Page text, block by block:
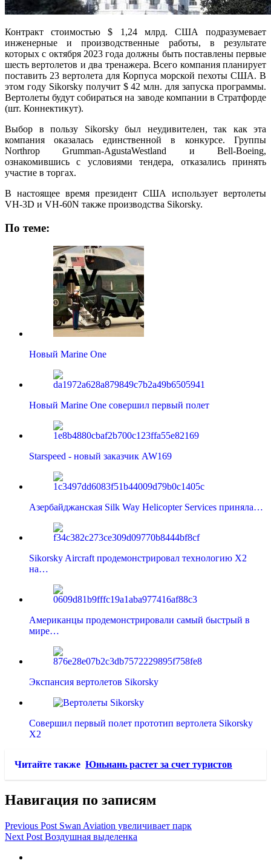
Контракт стоимостью $ 1,24 млрд. США подразумевает
инженерные и производственные работы, в результате
которых с октября 2023 года должны быть поставлены первые
шесть вертолетов и два тренажера. Всего компания планирует
поставить 23 вертолета для Корпуса морской пехоты США. В
этом году Sikorsky получит $ 42 млн. для запуска программы.
Вертолеты будут собираться на заводе компании в Стратфорде
(шт. Коннектикут).
Выбор в пользу Sikorsky был неудивителен, так как эта
компания оказалась единственной в конкурсе. Группы
Northrop Grumman-AgustaWestland и Bell-Boeing,
ознакомившись с условиями тендера, отказались принять
участие в торгах.
В настоящее время президент США использует вертолеты
VH-3D и VH-60N также производства Sikorsky.
По теме:
Новый Marine One
Новый Marine One совершил первый полет
Starspeed - новый заказчик AW169
Азербайджанская Silk Way Helicopter Services приняла…
Sikorsky Aircraft продемонстрировал технологию X2
на…
Американцы продемонстрировали самый быстрый в
мире…
Экспансия вертолетов Sikorsky
Совершил первый полет прототип вертолета Sikorsky
X2
Читайте также Юньнань растет за счет туристов
Навигация по записям
Previous Post Swan Aviation увеличивает парк
Next Post Воздушная выделенка